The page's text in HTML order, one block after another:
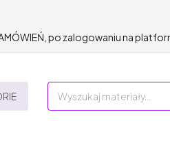
po zalogowaniu na